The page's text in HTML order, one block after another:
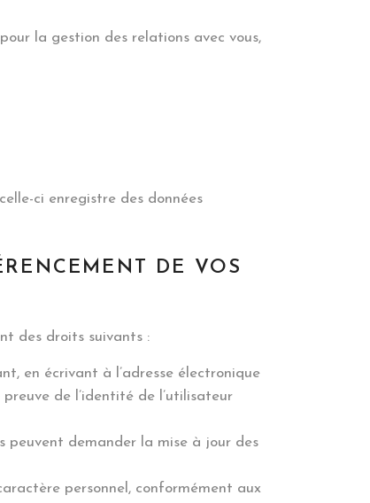
la gestion des relations avec vous,
ci enregistre des données
DE VOS
des droits suivants :
en écrivant à l’adresse électronique
de l’identité de l’utilisateur
peuvent demander la mise à jour des
personnel, conformément aux